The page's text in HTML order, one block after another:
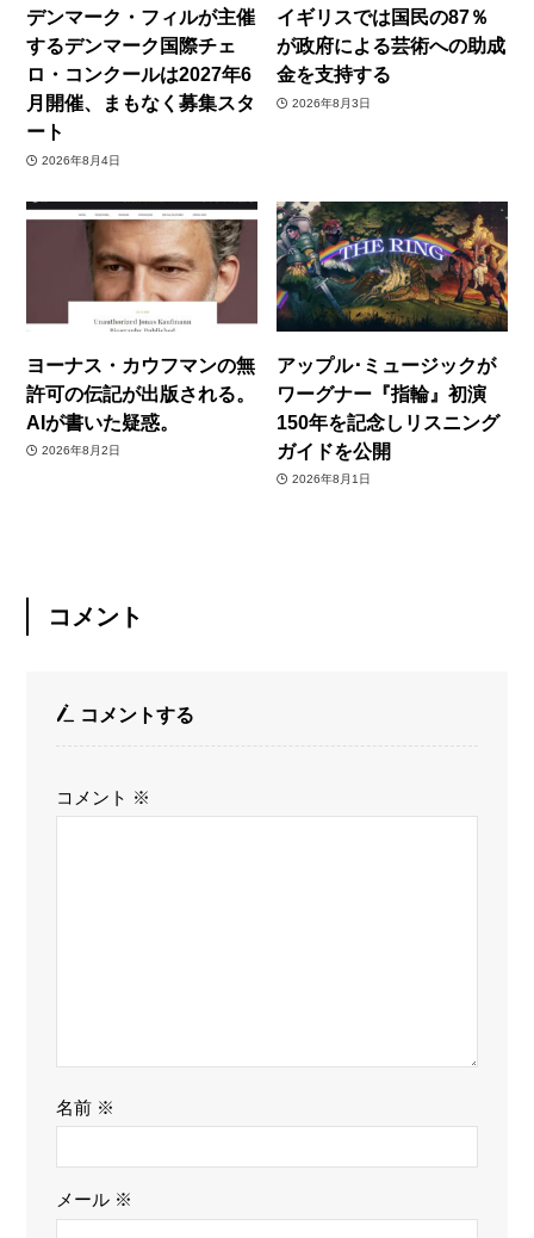
デンマーク・フィルが主催
するデンマーク国際チェ
ロ・コンクールは2027年6
月開催、まもなく募集スタ
ート
2026年8月4日
イギリスでは国民の87％
が政府による芸術への助成
金を支持する
2026年8月3日
ヨーナス・カウフマンの無
許可の伝記が出版される。
AIが書いた疑惑。
2026年8月2日
アップル･ミュージックが
ワーグナー『指輪』初演
150年を記念しリスニング
ガイドを公開
2026年8月1日
コメント
コメントする
コメント ※
名前 ※
メール ※